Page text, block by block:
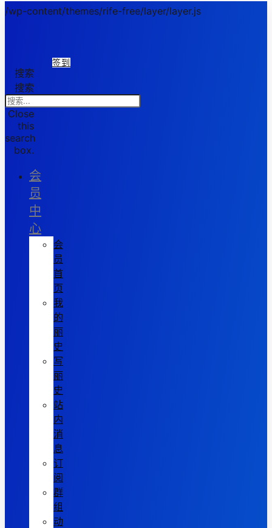
/wp-content/themes/rife-free/layer/layer.js
签到
搜索
搜索
Close
this
search
box.
会
员
中
心
会
员
首
页
我
的
丽
史
写
丽
史
站
内
消
息
订
阅
群
组
动